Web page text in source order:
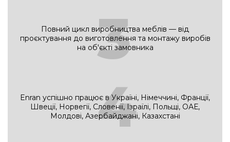
3
Повний цикл виробництва меблів — від
проєктування до виготовлення та монтажу виробів
на об'єкті замовника
4
Enran успішно працює в Україні, Німеччині, Франції,
Швеції, Норвегії, Словенії, Ізраїлі, Польщі, ОАЕ,
Молдові, Азербайджані, Казахстані